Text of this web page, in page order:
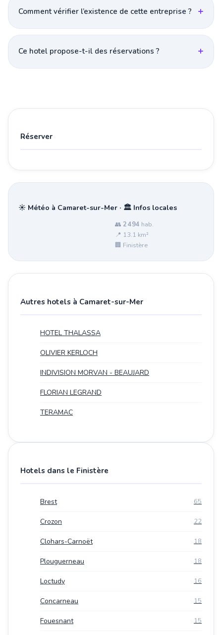
Comment vérifier l’existence de cette entreprise ?
Ce hotel propose-t-il des réservations ?
Réserver
☀️ Météo à Camaret-sur-Mer · 🏛️ Infos locales
👥 2 494 hab.
📍 13.1 km²
🏢 Finistère
Autres hotels à Camaret-sur-Mer
HOTEL THALASSA
OLIVIER KERLOCH
INDIVISION MORVAN - BEAUJARD
FLORIAN LEGRAND
TERAMAC
Hotels dans le Finistère
Brest 65
Crozon 22
Clohars-Carnoët 18
Plouguerneau 18
Loctudy 16
Concarneau 15
Fouesnant 15